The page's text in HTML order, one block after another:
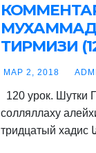
ТИРМИЗИ
МАР 2, 2018
120 урок. Шутки
солляллаху